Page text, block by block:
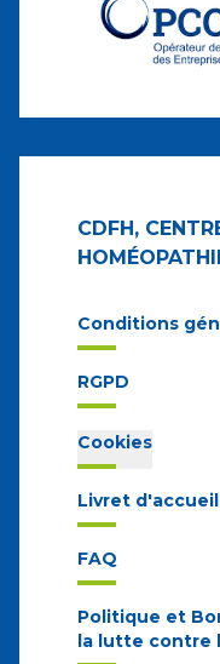
CDFH,
Conditions
RGPD
Cookies
Livret
FAQ
Politique et
la lutte contre